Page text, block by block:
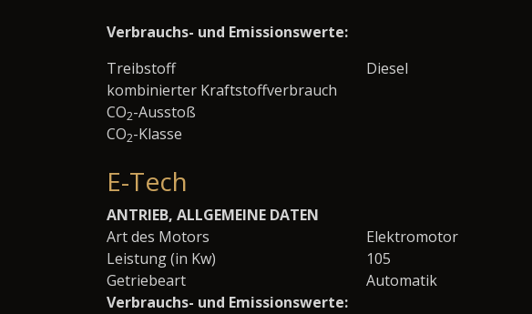
Verbrauchs- und Emissionswerte:
Treibstoff
Diesel
kombinierter Kraftstoffverbrauch
CO2-Ausstoß
CO2-Klasse
E-Tech
ANTRIEB, ALLGEMEINE DATEN
Art des Motors
Elektromotor
Leistung (in Kw)
105
Getriebeart
Automatik
Verbrauchs- und Emissionswerte: